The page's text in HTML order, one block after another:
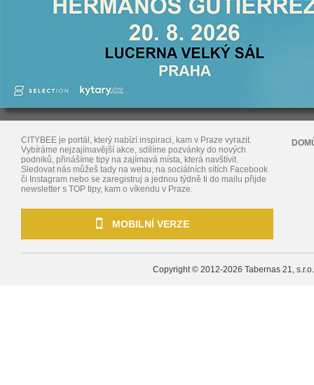
CITYBEE je portál, který nabízí inspiraci, kam v Praze vyrazit.
Vybíráme nejzajímavější akce, sdílíme pozvánky do nových
podniků, přinášíme tipy na zajímavá místa, která navštívit.
Sledovat nás můžeš tady na webu, na sociálních sítích Facebook
či Instagram nebo se zaregistruj a jednou týdně ti do mailu přijde
newsletter s TOP tipy, kam o víkendu v Praze.
MOBILNÍ VERZE
Copyright © 2012-2026 Tabernas 21, s.r.o.